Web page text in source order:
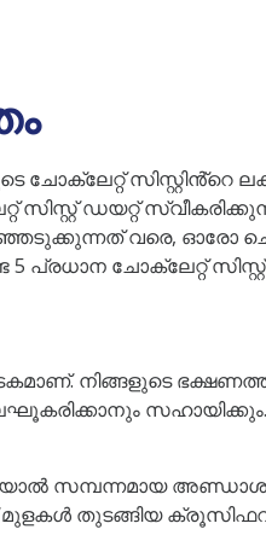
സിസ്റ്റിൻ്റെ
സിസ്റ്റ് ഡയറ്റ്
വരെ, ഓരോ
ചോക്ലേറ്റ്
നിങ്ങളുടെ
സമ്പന്നമായ
തുടങ്ങിയ